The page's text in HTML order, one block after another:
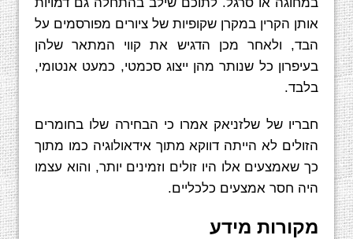
אותן הקרין במקרן שקופיות של ציורים מפורסמים על
הבד, ולאחר מכן הדגיש את קווי המתאר שלהן
בעיפרון כל שנותר מהן ייצוג סכמטי, כמעט אנטומי,
בלבד.
חבריו של שלזניאק אמרו כי הבחירה שלו בחומרים
הזולים לא הייתה דווקא מתוך אידאולוגיה כמו מתוך
כך שאמצעים אלו היו זולים וזמינים יותר, והוא עצמו
היה חסר אמצעים כלכליים.
מקורות מידע